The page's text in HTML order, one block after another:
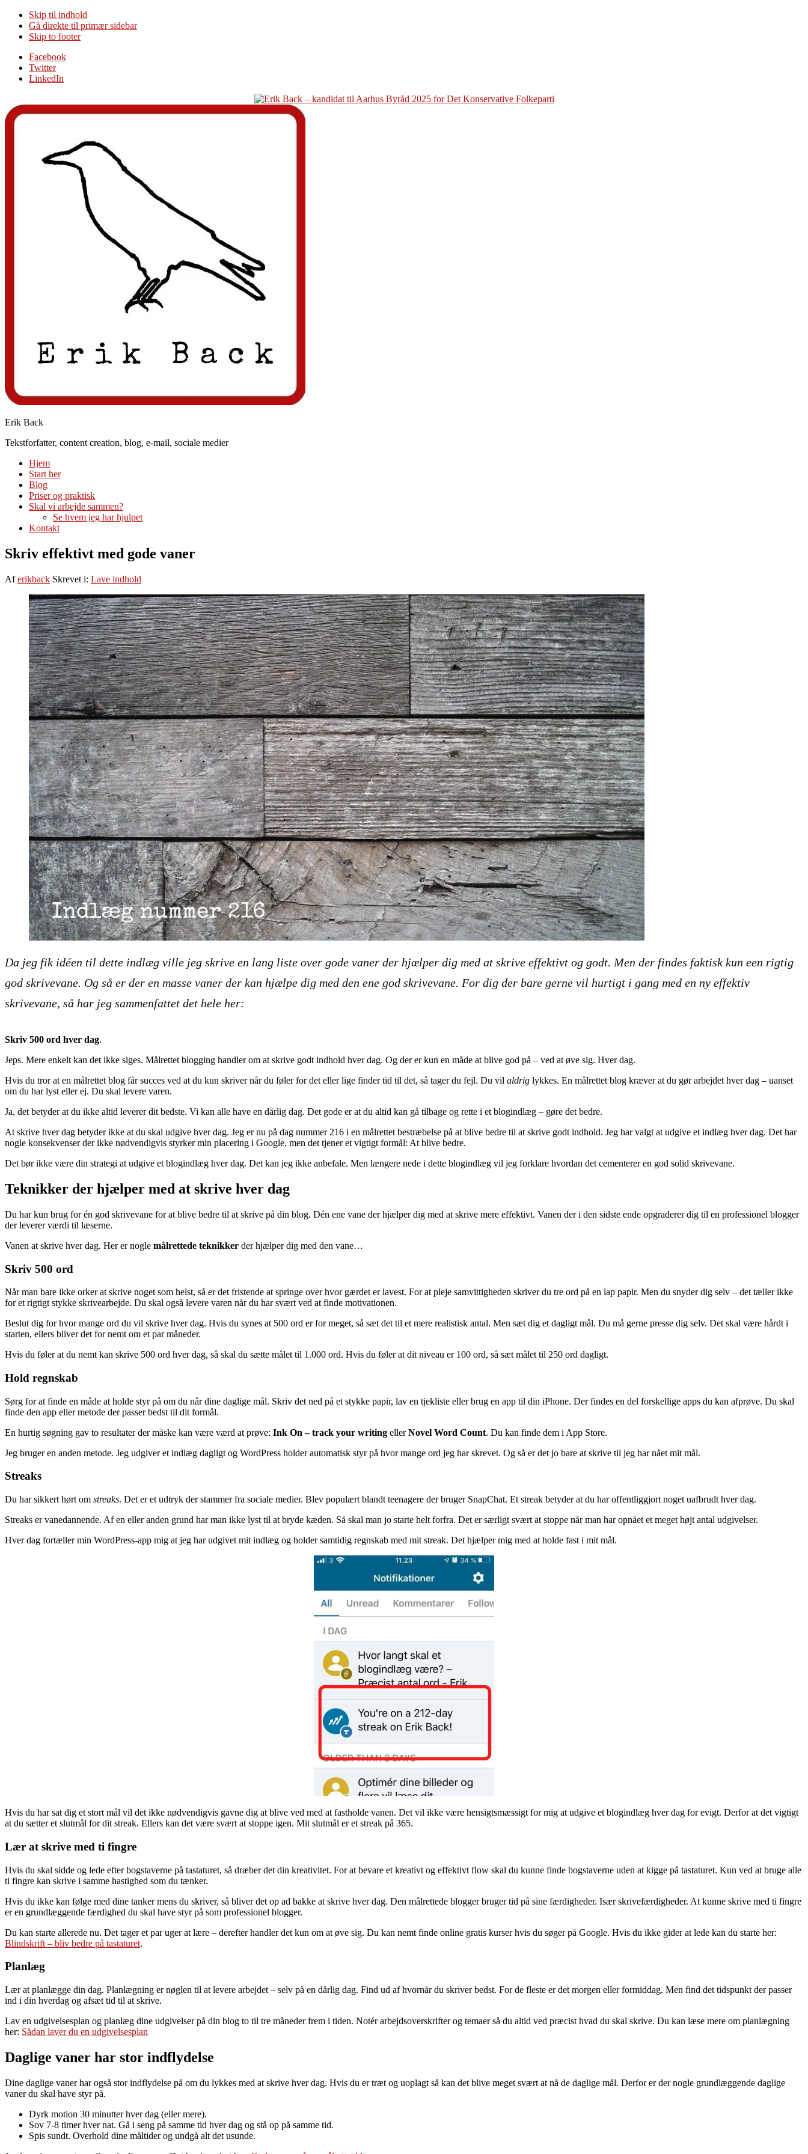
Skip til indhold
Gå direkte til primær sidebar
Skip to footer
Additional
menu
Facebook
Twitter
LinkedIn
Erik Back
Tekstforfatter, content creation, blog, e-mail, sociale medier
Hjem
Start her
Blog
Priser og praktisk
Skal vi arbejde sammen?
Se hvem jeg har hjulpet
Kontakt
Skriv effektivt med gode vaner
Aferikback Skrevet i: Lave indhold
Da jeg fik idéen til dette indlæg ville jeg skrive en lang liste over gode vaner der hjælper dig med at skrive effektivt og godt. Men der findes faktisk kun een rigtig
god skrivevane. Og så er der en masse vaner der kan hjælpe dig med den ene god skrivevane. For dig der bare gerne vil hurtigt i gang med en ny effektiv
skrivevane, så har jeg sammenfattet det hele her:
Skriv 500 ord hver dag.
Jeps. Mere enkelt kan det ikke siges. Målrettet blogging handler om at skrive godt indhold hver dag. Og der er kun en måde at blive god på – ved at øve sig. Hver dag.
Hvis du tror at en målrettet blog får succes ved at du kun skriver når du føler for det eller lige finder tid til det, så tager du fejl. Du vil aldrig lykkes. En målrettet blog kræver at du gør arbejdet hver dag – uanset
om du har lyst eller ej. Du skal levere varen.
Ja, det betyder at du ikke altid leverer dit bedste. Vi kan alle have en dårlig dag. Det gode er at du altid kan gå tilbage og rette i et blogindlæg – gøre det bedre.
At skrive hver dag betyder ikke at du skal udgive hver dag. Jeg er nu på dag nummer 216 i en målrettet bestræbelse på at blive bedre til at skrive godt indhold. Jeg har valgt at udgive et indlæg hver dag. Det har
nogle konsekvenser der ikke nødvendigvis styrker min placering i Google, men det tjener et vigtigt formål: At blive bedre.
Det bør ikke være din strategi at udgive et blogindlæg hver dag. Det kan jeg ikke anbefale. Men længere nede i dette blogindlæg vil jeg forklare hvordan det cementerer en god solid skrivevane.
Teknikker der hjælper med at skrive hver dag
Du har kun brug for én god skrivevane for at blive bedre til at skrive på din blog. Dén ene vane der hjælper dig med at skrive mere effektivt. Vanen der i den sidste ende opgraderer dig til en professionel blogger
der leverer værdi til læserne.
Vanen at skrive hver dag. Her er nogle målrettede teknikker der hjælper dig med den vane…
Skriv 500 ord
Når man bare ikke orker at skrive noget som helst, så er det fristende at springe over hvor gærdet er lavest. For at pleje samvittigheden skriver du tre ord på en lap papir. Men du snyder dig selv – det tæller ikke
for et rigtigt stykke skrivearbejde. Du skal også levere varen når du har svært ved at finde motivationen.
Beslut dig for hvor mange ord du vil skrive hver dag. Hvis du synes at 500 ord er for meget, så sæt det til et mere realistisk antal. Men sæt dig et dagligt mål. Du må gerne presse dig selv. Det skal være hårdt i
starten, ellers bliver det for nemt om et par måneder.
Hvis du føler at du nemt kan skrive 500 ord hver dag, så skal du sætte målet til 1.000 ord. Hvis du føler at dit niveau er 100 ord, så sæt målet til 250 ord dagligt.
Hold regnskab
Sørg for at finde en måde at holde styr på om du når dine daglige mål. Skriv det ned på et stykke papir, lav en tjekliste eller brug en app til din iPhone. Der findes en del forskellige apps du kan afprøve. Du skal
finde den app eller metode der passer bedst til dit formål.
En hurtig søgning gav to resultater der måske kan være værd at prøve: Ink On – track your writing ellerNovel Word Count. Du kan finde dem i App Store.
Jeg bruger en anden metode. Jeg udgiver et indlæg dagligt og WordPress holder automatisk styr på hvor mange ord jeg har skrevet. Og så er det jo bare at skrive til jeg har nået mit mål.
Streaks
Du har sikkert hørt om streaks. Det er et udtryk der stammer fra sociale medier. Blev populært blandt teenagere der bruger SnapChat. Et streak betyder at du har offentliggjort noget uafbrudt hver dag.
Streaks er vanedannende. Af en eller anden grund har man ikke lyst til at bryde kæden. Så skal man jo starte helt forfra. Det er særligt svært at stoppe når man har opnået et meget højt antal udgivelser.
Hver dag fortæller min WordPress-app mig at jeg har udgivet mit indlæg og holder samtidig regnskab med mit streak. Det hjælper mig med at holde fast i mit mål.
Hvis du har sat dig et stort mål vil det ikke nødvendigvis gavne dig at blive ved med at fastholde vanen. Det vil ikke være hensigtsmæssigt for mig at udgive et blogindlæg hver dag for evigt. Derfor at det vigtigt
at du sætter et slutmål for dit streak. Ellers kan det være svært at stoppe igen. Mit slutmål er et streak på 365.
Lær at skrive med ti fingre
Hvis du skal sidde og lede efter bogstaverne på tastaturet, så dræber det din kreativitet. For at bevare et kreativt og effektivt flow skal du kunne finde bogstaverne uden at kigge på tastaturet. Kun ved at bruge alle
ti fingre kan skrive i samme hastighed som du tænker.
Hvis du ikke kan følge med dine tanker mens du skriver, så bliver det op ad bakke at skrive hver dag. Den målrettede blogger bruger tid på sine færdigheder. Især skrivefærdigheder. At kunne skrive med ti fingre
er en grundlæggende færdighed du skal have styr på som professionel blogger.
Du kan starte allerede nu. Det tager et par uger at lære – derefter handler det kun om at øve sig. Du kan nemt finde online gratis kurser hvis du søger på Google. Hvis du ikke gider at lede kan du starte her:
Blindskrift – bliv bedre på tastaturet.
Planlæg
Lær at planlægge din dag. Planlægning er nøglen til at levere arbejdet – selv på en dårlig dag. Find ud af hvornår du skriver bedst. For de fleste er det morgen eller formiddag. Men find det tidspunkt der passer
ind i din hverdag og afsæt tid til at skrive.
Lav en udgivelsesplan og planlæg dine udgivelser på din blog to til tre måneder frem i tiden. Notér arbejdsoverskrifter og temaer så du altid ved præcist hvad du skal skrive. Du kan læse mere om planlægning
her: Sådan laver du en udgivelsesplan
Daglige vaner har stor indflydelse
Dine daglige vaner har også stor indflydelse på om du lykkes med at skrive hver dag. Hvis du er træt og uoplagt så kan det blive meget svært at nå de daglige mål. Derfor er der nogle grundlæggende daglige
vaner du skal have styr på.
Dyrk motion 30 minutter hver dag (eller mere).
Sov 7-8 timer hver nat. Gå i seng på samme tid hver dag og stå op på samme tid.
Spis sundt. Overhold dine måltider og undgå alt det usunde.